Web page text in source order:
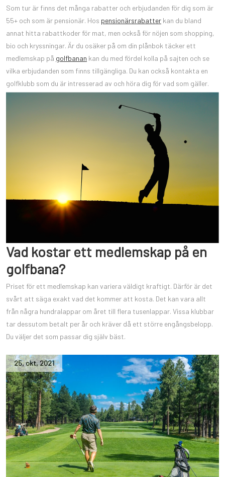
Som tur är finns det många rabatter och erbjudanden för dig som är
55+ och som är pensionär. Hos pensionärsrabatter kan du bland
annat hitta rabattkoder för mat, men också för nöjen som shopping,
bio och kryssningar. Är du osäker på om din plånbok täcker ett
medlemskap på golfbanan kan du med fördel kolla på sajten och se
vilka erbjudanden som finns tillgängliga. Du kan också kontakta en
golfklubb som du är intresserad av och höra dig för vad som gäller.
Vad kostar ett medlemskap på en
golfbana?
Priset för ett medlemskap kan variera väldigt kraftigt. Därför är det
svårt att säga exakt vad det kommer att kosta. Det kan vara allt
från några hundralappar om året till flera tusenlappar. Vissa klubbar
tar dessutom betalt per år och kräver då ett större engångsbelopp.
Du väljer det som passar dig själv bäst.
25,okt,2021